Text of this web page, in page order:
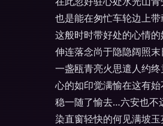
也是能在匆忙车轮边上
这般时时带好处的心情
伸连落念尚于隐隐阔照
一盏瓯青亮火思遣人约
心的如印觉满愉在这有
稳一随了愉去…六安也不
染直窗轻快的何见满坡